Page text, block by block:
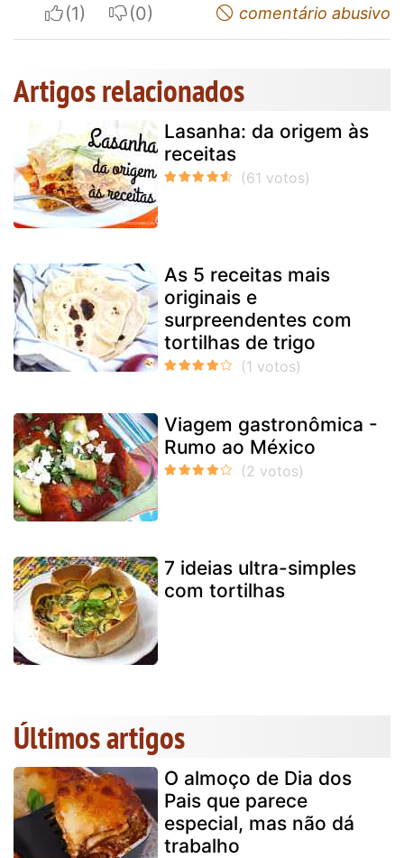
I apreciateI do not appreciatecomentário abusivo
Artigos relacionados
Lasanha: da origem às
receitas
As 5 receitas mais
originais e
surpreendentes com
tortilhas de trigo
Viagem gastronômica -
Rumo ao México
7 ideias ultra-simples
com tortilhas
Últimos artigos
O almoço de Dia dos
Pais que parece
especial, mas não dá
trabalho